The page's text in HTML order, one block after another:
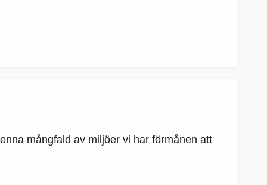
mångfald av miljöer vi har förmånen att